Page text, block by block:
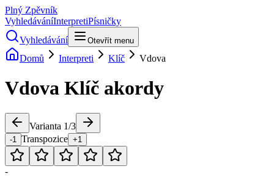
Plný Zpěvník
VyhledáváníInterpretiPísničky
Vyhledávání
Otevřít menu
Domů Interpreti Klíč Vdova
Vdova Klíč akordy
Varianta 1/3
-1 Transpozice +1
-